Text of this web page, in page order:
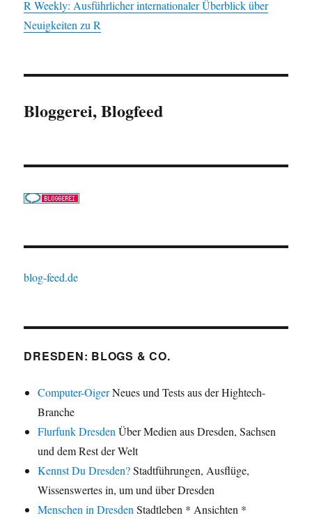
R Weekly: Ausführlicher internationaler Überblick über
Neuigkeiten zu R
Bloggerei, Blogfeed
blog-feed.de
DRESDEN: BLOGS & CO.
Computer-OigerNeues und Tests aus der Hightech-
Branche
Flurfunk Dresden Über Medien aus Dresden, Sachsen
und dem Rest der Welt
Kennst Du Dresden?Stadtführungen, Ausflüge,
Wissenswertes in, um und über Dresden
Menschen in Dresden Stadtleben * Ansichten *